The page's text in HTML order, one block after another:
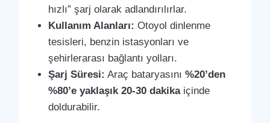
hızlı” şarj olarak adlandırılırlar.
Kullanım Alanları: Otoyol dinlenme
tesisleri, benzin istasyonları ve
şehirlerarası bağlantı yolları.
Şarj Süresi: Araç bataryasını%20’den
%80’e yaklaşık 20-30 dakikaiçinde
doldurabilir.